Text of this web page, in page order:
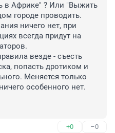
в Африке" ? Или "Выжить
городе проводить.
ничего нет, при
всегда придут на
везде - съесть
попасть дротиком и
Меняется только
особенного нет.
+0 –0